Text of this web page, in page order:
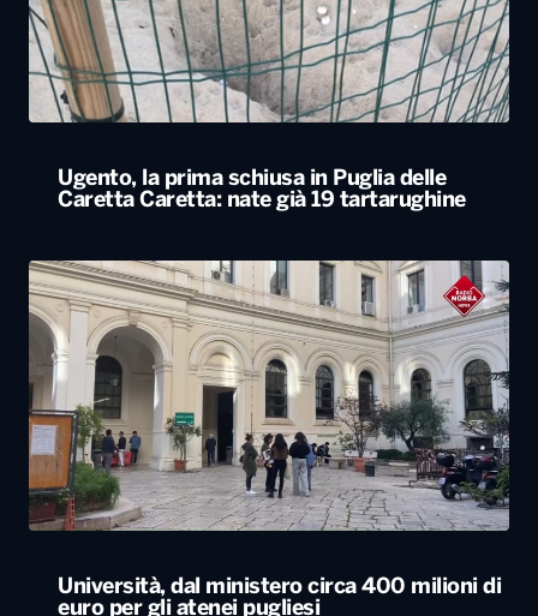
Ugento, la prima schiusa in Puglia delle
Caretta Caretta: nate già 19 tartarughine
Università, dal ministero circa 400 milioni di
euro per gli atenei pugliesi